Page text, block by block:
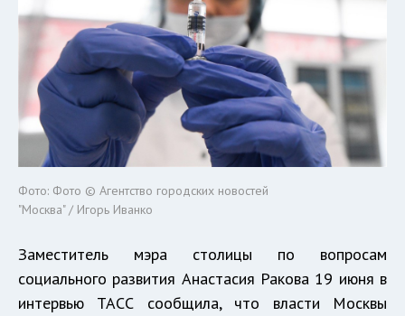
Фото: Фото © Агентство городских новостей
"Москва" / Игорь Иванко
Заместитель мэра столицы по вопросам
социального развития Анастасия Ракова 19 июня в
интервью ТАСС сообщила, что власти Москвы